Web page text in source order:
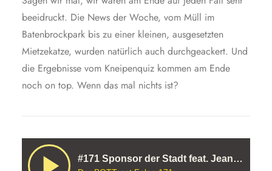
beeidruckt. Die News der Woche, vom Müll im
Batenbrockpark bis zu einer kleinen, ausgesetzten
Mietzekatze, wurden natürlich auch durchgeackert. Und
die Ergebnisse vom Kneipenquiz kommen am Ende
noch on top. Wenn das mal nichts ist?